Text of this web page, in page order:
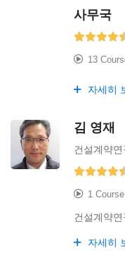
사무국
13
자세히
김 영재
건설계약
1 Course
건설계약
자세히